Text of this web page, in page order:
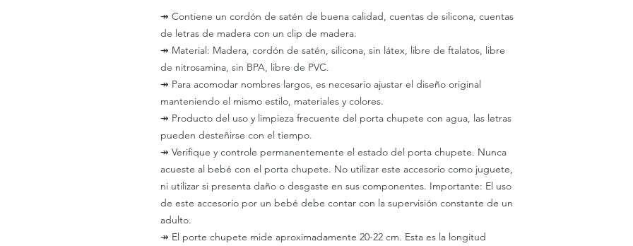
↠ Contiene un cordón de satén de buena calidad, cuentas de silicona, cuentas
de letras de madera con un clip de madera.
↠ Material: Madera, cordón de satén, silicona, sin látex, libre de ftalatos, libre
de nitrosamina, sin BPA, libre de PVC.
↠ Para acomodar nombres largos, es necesario ajustar el diseño original
manteniendo el mismo estilo, materiales y colores.
↠ Producto del uso y limpieza frecuente del porta chupete con agua, las letras
pueden desteñirse con el tiempo.
↠ Verifique y controle permanentemente el estado del porta chupete. Nunca
acueste al bebé con el porta chupete. No utilizar este accesorio como juguete,
ni utilizar si presenta daño o desgaste en sus componentes. Importante: El uso
de este accesorio por un bebé debe contar con la supervisión constante de un
adulto.
↠ El porte chupete mide aproximadamente 20-22 cm. Esta es la longitud